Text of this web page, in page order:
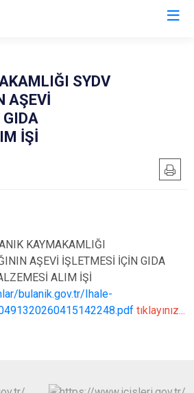
SYDV
AŞEVİ
GIDA
İŞİ
KAYMAKAMLIĞI
AŞEVİ İŞLETMESİ İÇİN GIDA
ALIM İŞİ
bulanik.gov.tr/Ihale-
tıklayınız...